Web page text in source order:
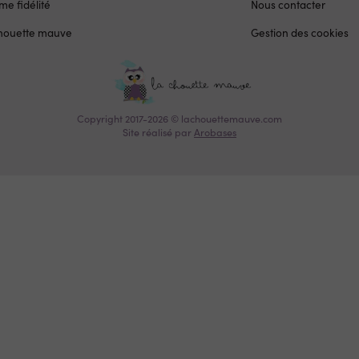
fidélité
mauve
Nous contacter
Gestion des cookies
Copyright 2017-2026 © lachouettemauve.com
Site réalisé par Arobases